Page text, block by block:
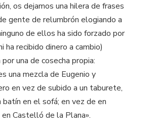
os dejamos una hilera de frases
gente de relumbrón elogiando a
de ellos ha sido forzado por
ha recibido dinero a cambio)
una de cosecha propia:
una mezcla de Eugenio y
en vez de subido a un taburete,
batín en el sofá; en vez de en
en Castelló de la Plana».